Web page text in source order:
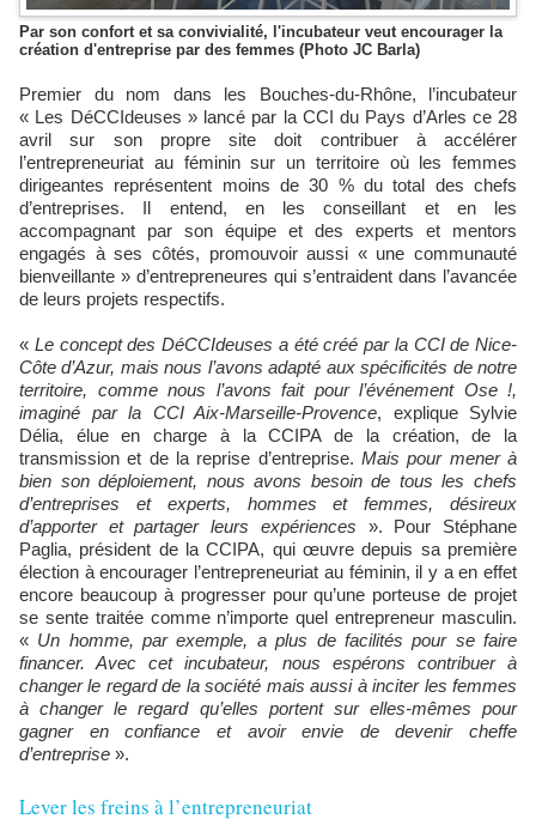
Par son confort et sa convivialité, l'incubateur veut encourager la
création d'entreprise par des femmes (Photo JC Barla)
Premier du nom dans les Bouches-du-Rhône, l’incubateur
« Les DéCCIdeuses » lancé par la CCI du Pays d’Arles ce 28
avril sur son propre site doit contribuer à accélérer
l’entrepreneuriat au féminin sur un territoire où les femmes
dirigeantes représentent moins de 30 % du total des chefs
d’entreprises. Il entend, en les conseillant et en les
accompagnant par son équipe et des experts et mentors
engagés à ses côtés, promouvoir aussi « une communauté
bienveillante » d’entrepreneures qui s’entraident dans l’avancée
de leurs projets respectifs.
« Le concept des DéCCIdeuses a été créé par la CCI de Nice-
Côte d’Azur, mais nous l’avons adapté aux spécificités de notre
territoire, comme nous l’avons fait pour l’événement Ose !,
imaginé par la CCI Aix-Marseille-Provence, explique Sylvie
Délia, élue en charge à la CCIPA de la création, de la
transmission et de la reprise d’entreprise. Mais pour mener à
bien son déploiement, nous avons besoin de tous les chefs
d’entreprises et experts, hommes et femmes, désireux
d’apporter et partager leurs expériences ». Pour Stéphane
Paglia, président de la CCIPA, qui œuvre depuis sa première
élection à encourager l’entrepreneuriat au féminin, il y a en effet
encore beaucoup à progresser pour qu’une porteuse de projet
se sente traitée comme n’importe quel entrepreneur masculin.
« Un homme, par exemple, a plus de facilités pour se faire
financer. Avec cet incubateur, nous espérons contribuer à
changer le regard de la société mais aussi à inciter les femmes
à changer le regard qu’elles portent sur elles-mêmes pour
gagner en confiance et avoir envie de devenir cheffe
d’entreprise ».
Lever les freins à l’entrepreneuriat